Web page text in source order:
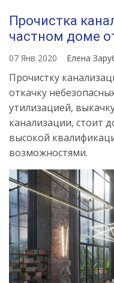
Прочистка
частном доме
07 Янв 2020 Елена
Прочистку
откачку
утилизацией,
канализации, стоит
высокой
возможностями.